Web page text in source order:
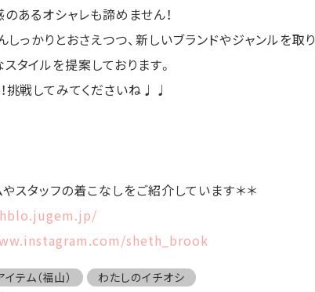
あるオシャレも諦めません！
っかりとおさえつつ、新しいブランドやジャンルを取り
タイルを提案しております。
挑戦してみてくださいね♩♩
スタッフの着こなしをご紹介しています＊＊
sheth_brook
テム（福山）
わたしのイチオシ